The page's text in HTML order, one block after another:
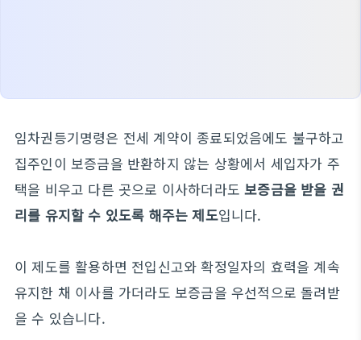
임차권등기명령은 전세 계약이 종료되었음에도 불구하고
집주인이 보증금을 반환하지 않는 상황에서 세입자가 주
택을 비우고 다른 곳으로 이사하더라도보증금을 받을 권
리를 유지할 수 있도록 해주는 제도입니다.
이 제도를 활용하면 전입신고와 확정일자의 효력을 계속
유지한 채 이사를 가더라도 보증금을 우선적으로 돌려받
을 수 있습니다.